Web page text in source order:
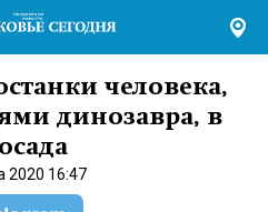
человека,
динозавра, в
2020 16:47